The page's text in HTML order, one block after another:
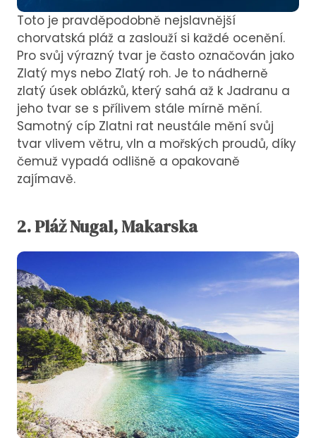
Toto je pravděpodobně nejslavnější
chorvatská pláž a zaslouží si každé ocenění.
Pro svůj výrazný tvar je často označován jako
Zlatý mys nebo Zlatý roh. Je to nádherně
zlatý úsek oblázků, který sahá až k Jadranu a
jeho tvar se s přílivem stále mírně mění.
Samotný cíp Zlatni rat neustále mění svůj
tvar vlivem větru, vln a mořských proudů, díky
čemuž vypadá odlišně a opakovaně
zajímavě.
2. Pláž Nugal, Makarska